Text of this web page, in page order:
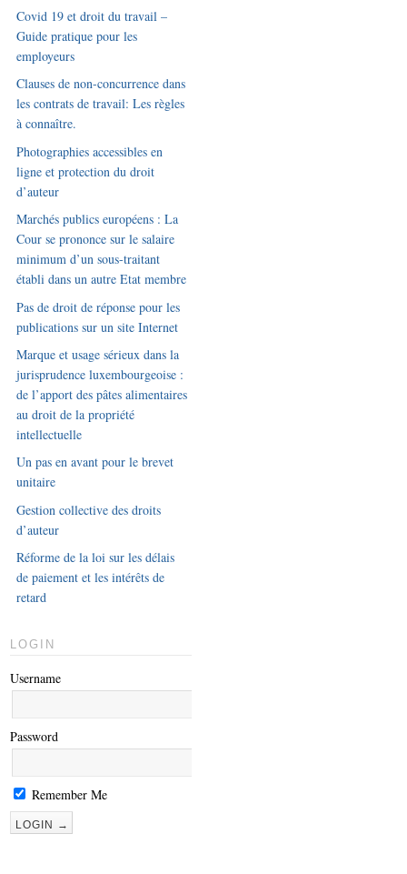
Covid 19 et droit du travail –
Guide pratique pour les
employeurs
Clauses de non-concurrence dans
les contrats de travail: Les règles
à connaître.
Photographies accessibles en
ligne et protection du droit
d’auteur
Marchés publics européens : La
Cour se prononce sur le salaire
minimum d’un sous-traitant
établi dans un autre Etat membre
Pas de droit de réponse pour les
publications sur un site Internet
Marque et usage sérieux dans la
jurisprudence luxembourgeoise :
de l’apport des pâtes alimentaires
au droit de la propriété
intellectuelle
Un pas en avant pour le brevet
unitaire
Gestion collective des droits
d’auteur
Réforme de la loi sur les délais
de paiement et les intérêts de
retard
LOGIN
Username
Password
Remember Me